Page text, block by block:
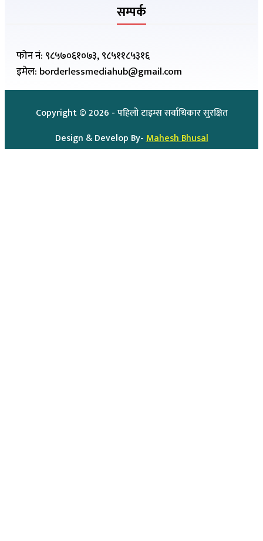
सम्पर्क
फोन नं: ९८५७०६१०७३, ९८५११८५३१६
इमेल: borderlessmediahub@gmail.com
Copyright ©2026 - पहिलो टाइम्स सर्वाधिकार सुरक्षित
Design & Develop By-Mahesh Bhusal